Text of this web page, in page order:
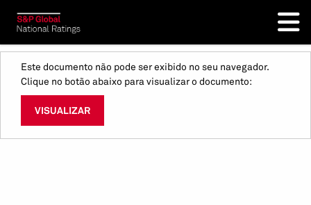
Este documento não pode ser exibido no seu navegador.
Clique no botão abaixo para visualizar o documento:
VISUALIZAR